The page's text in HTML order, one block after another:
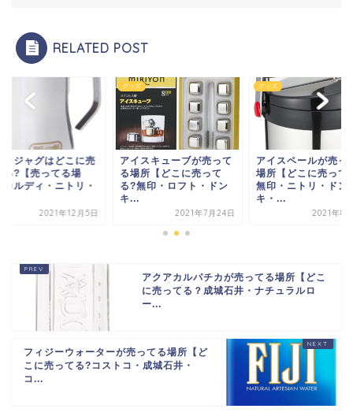
RELATED POST
クジャグはどこに売
る?【売ってる場
カルディ・ニトリ・
2021年12月5日
グッズ
アイスキューブが売って
る場所【どこに売って
る?無印・ロフト・ドン
キ...
2021年7月24日
グッズ
アイスペールが売っ
場所【どこに売って
無印・ニトリ・ドン
キ・...
2021年8
アクアカルパチカが売ってる場所【どこ
に売ってる？成城石井・ナチュラルロ
ー...
フィジーウォーターが売ってる場所【ど
こに売ってる?コストコ・成城石井・
コ...